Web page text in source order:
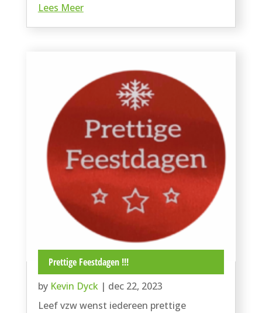
Lees Meer
Prettige Feestdagen !!!
by Kevin Dyck| dec 22, 2023
Leef vzw wenst iedereen prettige